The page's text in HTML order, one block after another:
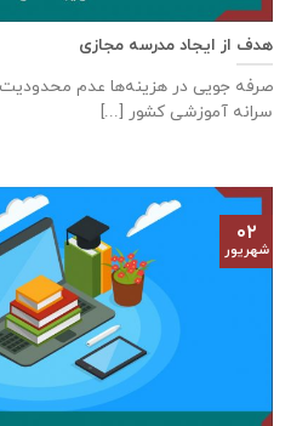
هدف از ايجاد مدرسه مجازی
صرفه جويی در هزينه‌ها عدم محدوديت
سرانه آموزشی كشور [...]
۰۲
شهریور